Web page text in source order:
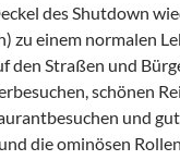
des Shutdown
zu einem normalen
den Straßen und
schönen
und
die ominösen